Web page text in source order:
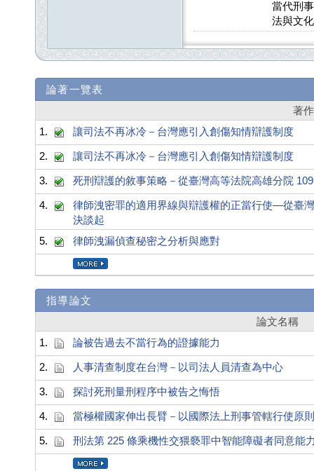
當代刑
法與文
論著一覽表
著
1.
讓司法不再冰冷－台灣應引入創傷知情辯護制度
2. 讓司法不再冰冷－台灣應引入創傷知情辯護制度
3. 死刑辯護的敘事策略－從臺灣高等法院高雄分院
4.
律師洩密罪的適用界線與辯護權的正當行使—從臺
決談起
5.
律師洩漏偵查秘密之分析與應對
指導論文
論文名稱
1.
論被告過去不當行為的證據能力
2. 人事清查制度在台灣－以司法人員清查為中心
3. 探討死刑量刑程序中被告之悔悟
4. 當極權國家伸出長臂－以國際法上刑事管轄行使原
5. 刑法第 225 條乘機性交猥褻罪中智能障礙者同意能